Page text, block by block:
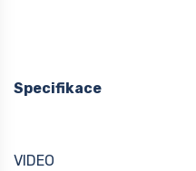
Specifikace
VIDEO